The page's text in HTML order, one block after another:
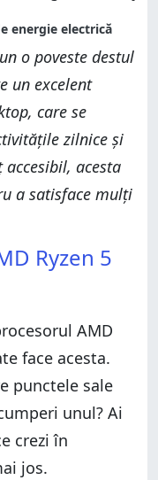
o poveste destul
un excelent
care se
zilnice și
acesta
a satisface mulți
Ryzen 5
AMD
face acesta.
punctele sale
unul? Ai
crezi în
jos.